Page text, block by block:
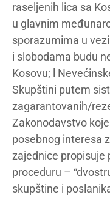
raseljenih lica sa
u glavnim
sporazumima u
i slobodama budu
Kosovu; l
Skupštini putem
zagarantovanih/
Zakonodavstvo
posebnog interesa
zajednice propisuje
proceduru –
skupštine i